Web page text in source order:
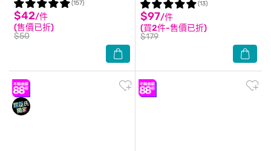
$42/件
(售價已折)
$50
(157)
$97/件
(買2件-售價已折)
$179
(13)